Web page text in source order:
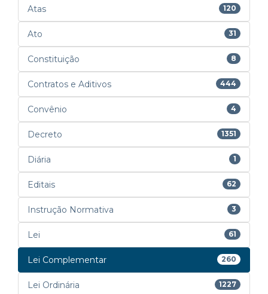
Atas 120
Ato 31
Constituição 8
Contratos e Aditivos 444
Convênio 4
Decreto 1351
Diária 1
Editais 62
Instrução Normativa 3
Lei 61
Lei Complementar 260
Lei Ordinária 1227